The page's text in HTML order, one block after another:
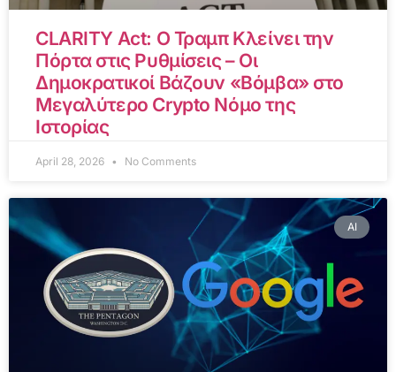
CLARITY Act: Ο Τραμπ Κλείνει την
Πόρτα στις Ρυθμίσεις – Οι
Δημοκρατικοί Βάζουν «Βόμβα» στο
Μεγαλύτερο Crypto Νόμο της
Ιστορίας
April 28, 2026 No Comments
AI